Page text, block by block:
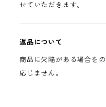
せていただきます。
返品について
商品に欠陥がある場合を
応じません。